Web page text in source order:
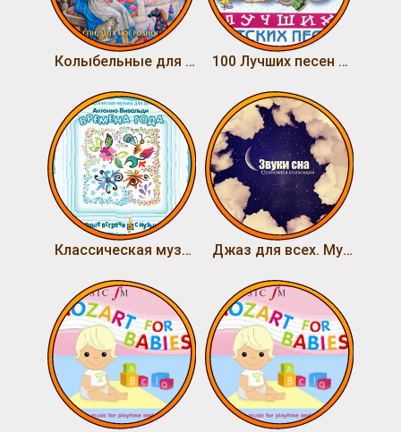
Колыбельные для детей и их родителей. Спи, дитя мое родное 100 Лучших песен для детей
Классическая музыка для детей. А. Вивальди - Времена года Джаз для всех. Музыкальные сновидения